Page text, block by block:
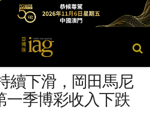
續下滑，岡田馬尼
一季博彩收入下跌